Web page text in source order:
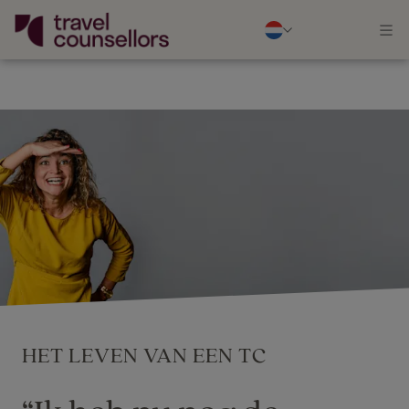
HET LEVEN VAN EEN TC